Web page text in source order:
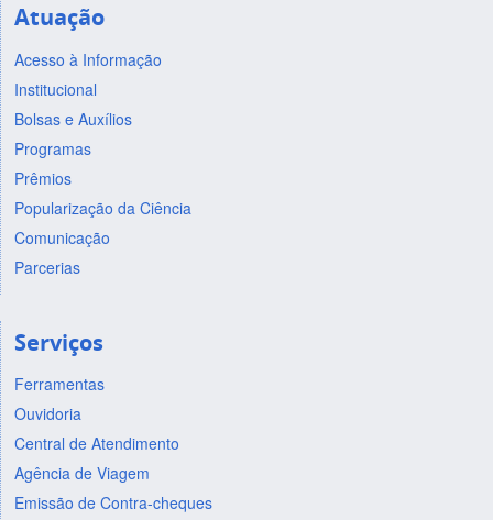
Atuação
Acesso à Informação
Institucional
Bolsas e Auxílios
Programas
Prêmios
Popularização da Ciência
Comunicação
Parcerias
Serviços
Ferramentas
Ouvidoria
Central de Atendimento
Agência de Viagem
Emissão de Contra-cheques